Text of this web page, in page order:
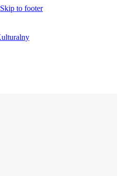
Skip to footer